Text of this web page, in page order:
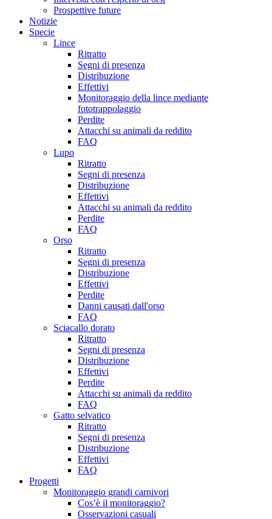
Prospettive future
Notizie
Specie
Lince
Ritratto
Segni di presenza
Distribuzione
Effettivi
Monitoraggio della lince mediante
fototrappolaggio
Perdite
Attacchi su animali da reddito
FAQ
Lupo
Ritratto
Segni di presenza
Distribuzione
Effettivi
Attacchi su animali da reddito
Perdite
FAQ
Orso
Ritratto
Segni di presenza
Distribuzione
Effettivi
Perdite
Danni causati dall'orso
FAQ
Sciacallo dorato
Ritratto
Segni di presenza
Distribuzione
Effettivi
Perdite
Attacchi su animali da reddito
FAQ
Gatto selvatico
Ritratto
Segni di presenza
Distribuzione
Effettivi
FAQ
Progetti
Monitoraggio grandi carnivori
Cos’è il monitoraggio?
Osservazioni casuali